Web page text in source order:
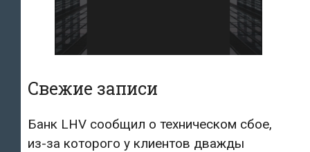
Свежие записи
Банк LHV сообщил о техническом сбое,
из-за которого у клиентов дважды